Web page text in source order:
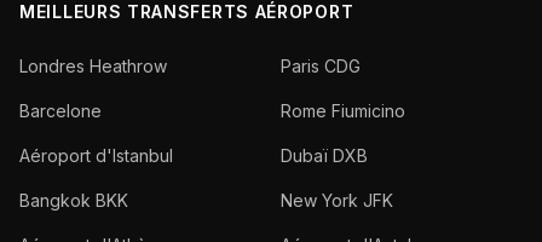
MEILLEURS TRANSFERTS AÉROPORT
Londres Heathrow Paris CDG
Barcelone Rome Fiumicino
Aéroport d'Istanbul Dubaï DXB
Bangkok BKK New York JFK